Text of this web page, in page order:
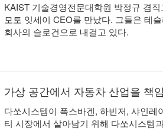
KAIST 기술경영전문대학원 박정규 겸
모토 잇세이 CEO를 만났다. 그들은 테
회사의 슬로건으로 내걸고 있다.
가상 공간에서 자동차 산업을 책
다쏘시스템이 폭스바겐, 하빈저, 샤인
티 시장에서 살아남기 위해 다쏘시스템